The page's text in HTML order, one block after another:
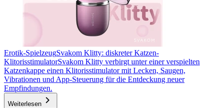
Erotik-SpielzeugSvakom Klitty: diskreter Katzen-
KlitorisstimulatorSvakom Klitty verbirgt unter einer verspielten
Katzenkappe einen Klitorisstimulator mit Lecken, Saugen,
Vibrationen und App-Steuerung für die Entdeckung neuer
Empfindungen.
Weiterlesen